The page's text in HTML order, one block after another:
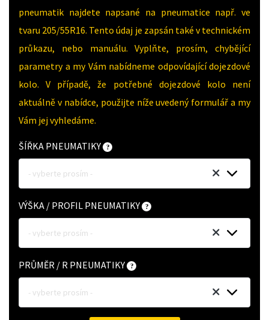
pneumatik najdete napsané na pneumatice např. ve
tvaru 205/55R16. Tento údaj je zapsán také v technickém
průkazu, nebo manuálu. Vyplňte, prosím, chybějící
parametry a my Vám nabídneme odpovídající dojezdové
kolo. V případě, že potřebné dojezdové kolo není
aktuálně v nabídce, použijte níže uvedený formulář a my
Vám jej vyhledáme.
ŠÍŘKA PNEUMATIKY
- vyberte prosím -
VÝŠKA / PROFIL PNEUMATIKY
- vyberte prosím -
PRŮMĚR / R PNEUMATIKY
- vyberte prosím -